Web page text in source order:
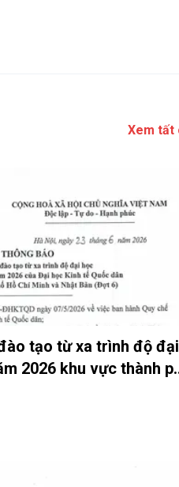
Xem tất
tạo từ xa trình độ đại
2026 khu vực thành